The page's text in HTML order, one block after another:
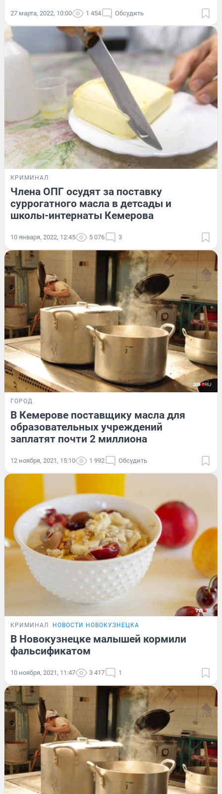
27 марта, 2022, 10:00 1 454 Обсудить
КРИМИНАЛ
Члена ОПГ осудят за поставку
суррогатного масла в детсады и
школы-интернаты Кемерова
10 января, 2022, 12:45 5 076 3
ГОРОД
В Кемерове поставщику масла для
образовательных учреждений
заплатят почти 2 миллиона
12 ноября, 2021, 15:10 1 992 Обсудить
КРИМИНАЛ НОВОСТИ НОВОКУЗНЕЦКА
В Новокузнецке малышей кормили
фальсификатом
10 ноября, 2021, 11:47 3 417 1